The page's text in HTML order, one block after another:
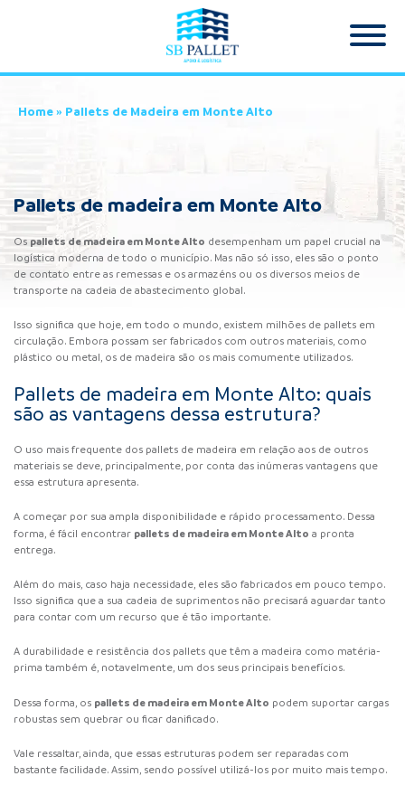
Home» Pallets de Madeira em Monte Alto
Pallets de madeira em Monte Alto
Os pallets de madeira em Monte Alto desempenham um papel crucial na
logística moderna de todo o município. Mas não só isso, eles são o ponto
de contato entre as remessas e os armazéns ou os diversos meios de
transporte na cadeia de abastecimento global.
Isso significa que hoje, em todo o mundo, existem milhões de pallets em
circulação. Embora possam ser fabricados com outros materiais, como
plástico ou metal, os de madeira são os mais comumente utilizados.
Pallets de madeira em Monte Alto: quais
são as vantagens dessa estrutura?
O uso mais frequente dos pallets de madeira em relação aos de outros
materiais se deve, principalmente, por conta das inúmeras vantagens que
essa estrutura apresenta.
A começar por sua ampla disponibilidade e rápido processamento. Dessa
forma, é fácil encontrar pallets de madeira em Monte Alto a pronta
entrega.
Além do mais, caso haja necessidade, eles são fabricados em pouco tempo.
Isso significa que a sua cadeia de suprimentos não precisará aguardar tanto
para contar com um recurso que é tão importante.
A durabilidade e resistência dos pallets que têm a madeira como matéria-
prima também é, notavelmente, um dos seus principais benefícios.
Dessa forma, os pallets de madeira em Monte Alto podem suportar cargas
robustas sem quebrar ou ficar danificado.
Vale ressaltar, ainda, que essas estruturas podem ser reparadas com
bastante facilidade. Assim, sendo possível utilizá-los por muito mais tempo.